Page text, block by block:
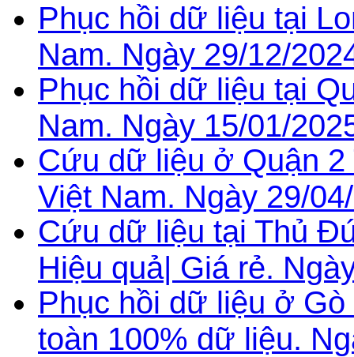
Phục hồi dữ liệu tại
Nam. Ngày 29/12/
Phục hồi dữ liệu tại
Nam. Ngày 15/01/
Cứu dữ liệu ở Quận 2
Việt Nam. Ngày 29/
Cứu dữ liệu tại Thủ
Hiệu quả| Giá rẻ.
Phục hồi dữ liệu ở
toàn 100% dữ liệu.